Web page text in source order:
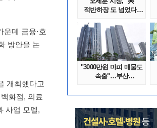
데 금융·호
방안을 논
개최했다고
화점, 의료
사업 모델,
적반하장 도 넘었다"
"3000만원 마피 매물도
속출"…부산